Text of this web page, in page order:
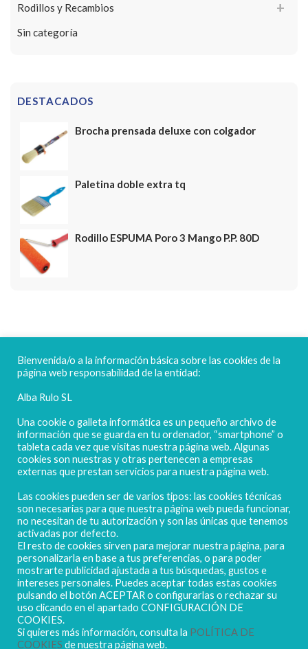
Rodillos y Recambios
Sin categoría
DESTACADOS
Brocha prensada deluxe con colgador
Paletina doble extra tq
Rodillo ESPUMA Poro 3 Mango P.P. 80D
FELICES FIESTAS
POLIGONO CAMPORROSO P-D, Nº4
02520 - CHINCHILLA DE MONTEARAGÓN
(ALBACETE) Spain
Tel. + 34 967 218 812 - info@abr.com.es
Copyright ALBARULO © 2020 | Todos los derechos reservados
Bienvenida/o a la información básica sobre las cookies de la
página web responsabilidad de la entidad:
Alba Rulo SL
Una cookie o galleta informática es un pequeño archivo de
información que se guarda en tu ordenador, “smartphone” o
tableta cada vez que visitas nuestra página web. Algunas
cookies son nuestras y otras pertenecen a empresas
externas que prestan servicios para nuestra página web.
Las cookies pueden ser de varios tipos: las cookies técnicas
son necesarias para que nuestra página web pueda funcionar,
no necesitan de tu autorización y son las únicas que tenemos
activadas por defecto.
El resto de cookies sirven para mejorar nuestra página, para
personalizarla en base a tus preferencias, o para poder
mostrarte publicidad ajustada a tus búsquedas, gustos e
intereses personales. Puedes aceptar todas estas cookies
pulsando el botón ACEPTAR o configurarlas o rechazar su
uso clicando en el apartado CONFIGURACIÓN DE
COOKIES.
Si quieres más información, consulta la POLÍTICA DE
COOKIES de nuestra página web.